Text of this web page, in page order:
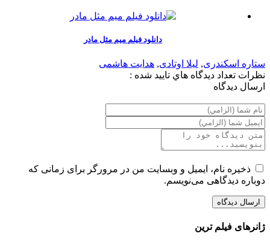
دانلود فیلم میم مثل مادر
ستاره اسکندری, لیلا اوتادی, هدایت هاشمی
نظرات تعداد ديدگاه هاي تاييد شده :
ارسال ديدگاه
ذخیره نام، ایمیل و وبسایت من در مرورگر برای زمانی که
دوباره دیدگاهی می‌نویسم.
ژانرهای فیلم ترین